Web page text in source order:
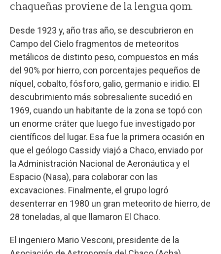
chaqueñas proviene de la lengua qom.
Desde 1923 y, año tras año, se descubrieron en
Campo del Cielo fragmentos de meteoritos
metálicos de distinto peso, compuestos en más
del 90% por hierro, con porcentajes pequeños de
níquel, cobalto, fósforo, galio, germanio e iridio. El
descubrimiento más sobresaliente sucedió en
1969, cuando un habitante de la zona se topó con
un enorme cráter que luego fue investigado por
científicos del lugar. Esa fue la primera ocasión en
que el geólogo Cassidy viajó a Chaco, enviado por
la Administración Nacional de Aeronáutica y el
Espacio (Nasa), para colaborar con las
excavaciones. Finalmente, el grupo logró
desenterrar en 1980 un gran meteorito de hierro, de
28 toneladas, al que llamaron El Chaco.
El ingeniero Mario Vesconi, presidente de la